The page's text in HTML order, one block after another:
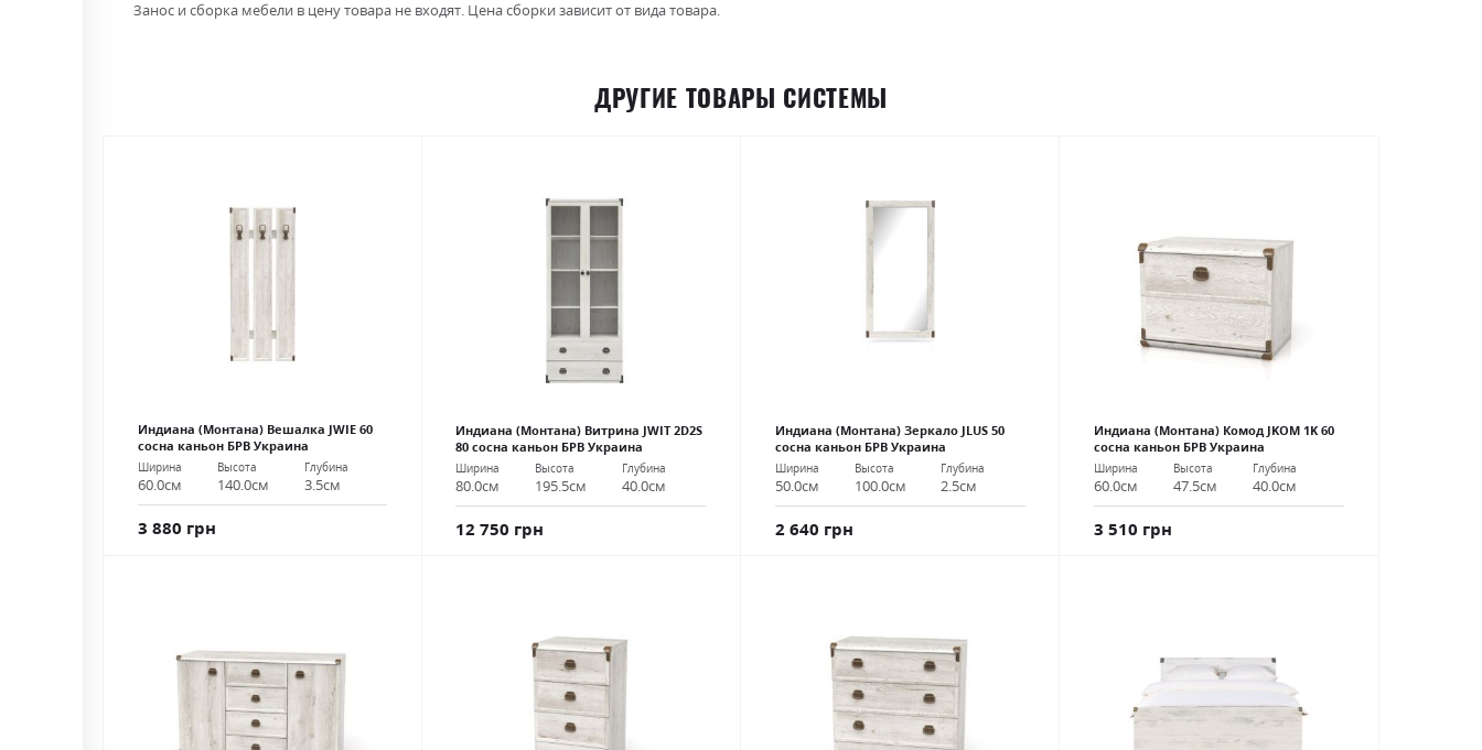
Занос и сборка мебели в цену товара не входят. Цена сборки зависит от вида товара.
ДРУГИЕ ТОВАРЫ СИСТЕМЫ
Индиана (Монтана) Вешалка JWIE 60
сосна каньон БРВ Украина
Ширина
60.0см
Высота
140.0см
Глубина
3.5см
3 880 грн
Индиана (Монтана) Витрина JWIT 2D2S
80 сосна каньон БРВ Украина
Ширина
80.0см
Высота
195.5см
Глубина
40.0см
12 750 грн
Индиана (Монтана) Зеркало JLUS 50
сосна каньон БРВ Украина
Ширина
50.0см
Высота
100.0см
Глубина
2.5см
2 640 грн
Индиана (Монтана) Комод JKOM 1K 60
сосна каньон БРВ Украина
Ширина
60.0см
Высота
47.5см
Глубина
40.0см
3 510 грн